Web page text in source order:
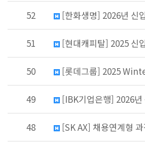
52 [한화생명] 2026년 신
51 [현대캐피탈] 2025 신
50 [롯데그룹] 2025
49 [IBK기업은행] 2026
48 [SK AX] 채용연계형